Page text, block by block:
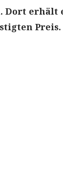
Dort erhält
Preis.